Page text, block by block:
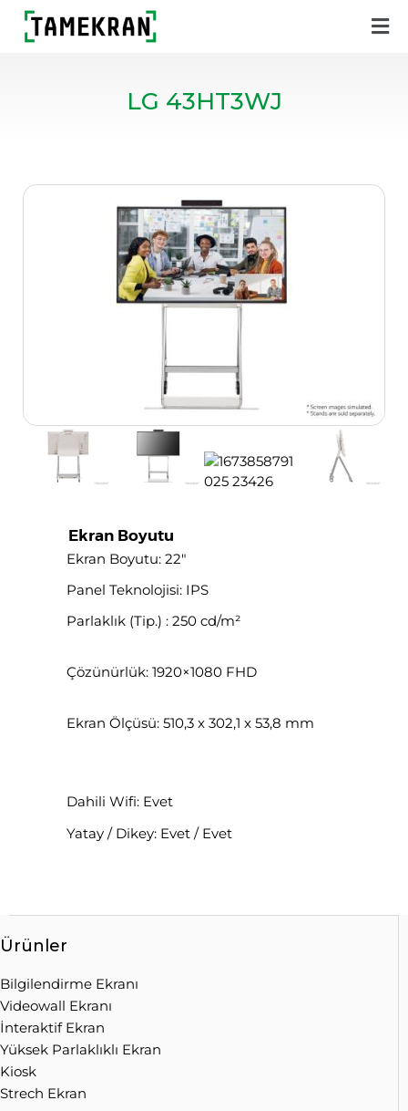
LG 43HT3WJ
Ekran Boyutu
Ekran Boyutu: 22″
Panel Teknolojisi: IPS
Parlaklık (Tip.) : 250 cd/m²
Çözünürlük: 1920×1080 FHD
Ekran Ölçüsü: 510,3 x 302,1 x 53,8 mm
Dahili Wifi: Evet
Yatay / Dikey: Evet / Evet
Ürünler
Bilgilendirme Ekranı
Videowall Ekranı
İnteraktif Ekran
Yüksek Parlaklıklı Ekran
Kiosk
Strech Ekran